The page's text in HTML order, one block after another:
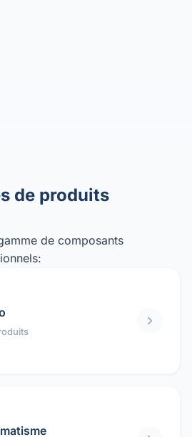
de produits
de composants